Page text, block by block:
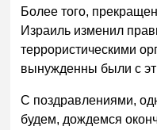
Более того,
Израиль изменил
террористическими
вынужденны были с
С поздравлениями,
будем, дождемся